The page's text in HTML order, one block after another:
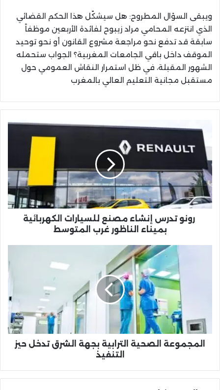
ويبقى السؤال المطروح: هل سيشكّل هذا الحكم القضائي
الذي انتزعه المحامي مراد زيبوح لفائدة الأربعين موظفاً
سابقة قد تدفع نحو مراجعة مشروع القانون أو نحو توحيد
الموقف داخل باقي الجامعات المغربية؟ الجواب ستحمله
الشهور المقبلة، في ظل استمرار النقاش العمومي حول
مستقبل مجانية التعليم العالي بالمغرب
تدرس
إنشاء
مصنع
للسيارات
الكهربائية
بميناء
الناظور
غرب
المتوسطرونو تدرس إنشاء مصنع للسيارات الكهربائية
بميناء الناظور غرب المتوسط
التنفيذ
المجموعة الصحية الترابية بجهة الشرق تدخل حيز
التنفيذ